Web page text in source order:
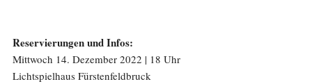
Reservierungen und Infos:
Mittwoch 14. Dezember 2022 | 18 Uhr
Lichtspielhaus Fürstenfeldbruck